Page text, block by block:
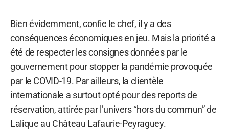
Bien évidemment, confie le chef, il y a des
conséquences économiques en jeu. Mais la priorité a
été de respecter les consignes données par le
gouvernement pour stopper la pandémie provoquée
par le COVID-19. Par ailleurs, la clientèle
internationale a surtout opté pour des reports de
réservation, attirée par l’univers “hors du commun” de
Lalique au Château Lafaurie-Peyraguey.